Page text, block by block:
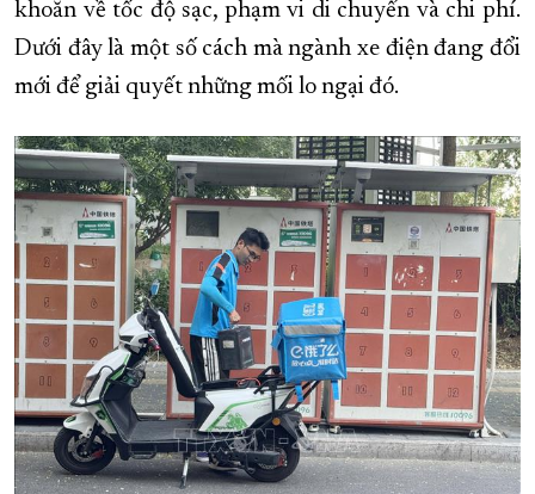
TÀU - XE - MÁY BAY
KỶ NIỆM 370 NĂM XÂY DỰNG VÀ PHÁT TRIỂN TỈNH KHÁNH HÒA
KHOẢNH KHẮC ĐẸP XỨ TRẦM
XÂY DỰNG KHÁNH HÒA TRỞ THÀNH THÀNH PHỐ TRỰC THUỘC
ĐẠI HỘI ĐẢNG CÁC CẤP VỀ BÁO KHÁNH HÒA
khoăn về tốc độ sạc, phạm vi di chuyển và chi phí.
Dưới đây là một số cách mà ngành xe điện đang đổi
mới để giải quyết những mối lo ngại đó.